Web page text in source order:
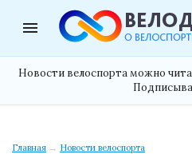
menu
Новости велоспорта можно
Главная → Новости велоспорта